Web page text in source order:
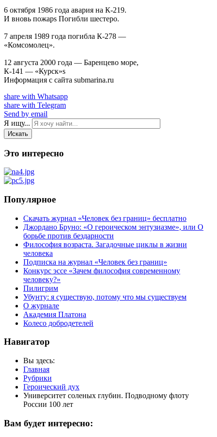
6 октября 1986 года авария на К-219.
И вновь пожарѕ Погибли шестеро.
7 апреля 1989 года погибла К-278 —
«Комсомолец».
12 августа 2000 года — Баренцево море,
К-141 — «Курск»ѕ
Информация с сайта submarina.ru
share with Whatsapp
share with Telegram
Send by email
Я ищу...
Искать
Это интересно
Популярное
Скачать журнал «Человек без границ» бесплатно
Джордано Бруно: «О героическом энтузиазме», или О
борьбе против бездарности
Философия возраста. Загадочные циклы в жизни
человека
Подписка на журнал «Человек без границ»
Конкурс эссе «Зачем философия современному
человеку?»
Пилигрим
Убунту: я существую, потому что мы существуем
О журнале
Академия Платона
Колесо добродетелей
Навигатор
Вы здесь:
Главная
Рубрики
Героический дух
Университет соленых глубин. Подводному флоту
России 100 лет
Вам будет интересно: